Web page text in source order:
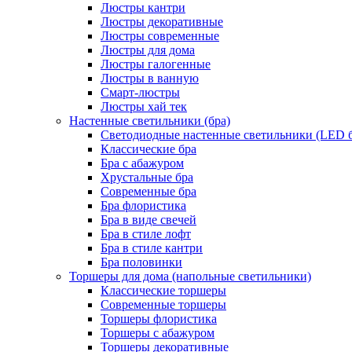
Люстры кантри
Люстры декоративные
Люстры современные
Люстры для дома
Люстры галогенные
Люстры в ванную
Смарт-люстры
Люстры хай тек
Настенные светильники (бра)
Светодиодные настенные светильники (LED
Классические бра
Бра с абажуром
Хрустальные бра
Современные бра
Бра флористика
Бра в виде свечей
Бра в стиле лофт
Бра в стиле кантри
Бра половинки
Торшеры для дома (напольные светильники)
Классические торшеры
Современные торшеры
Торшеры флористика
Торшеры с абажуром
Торшеры декоративные